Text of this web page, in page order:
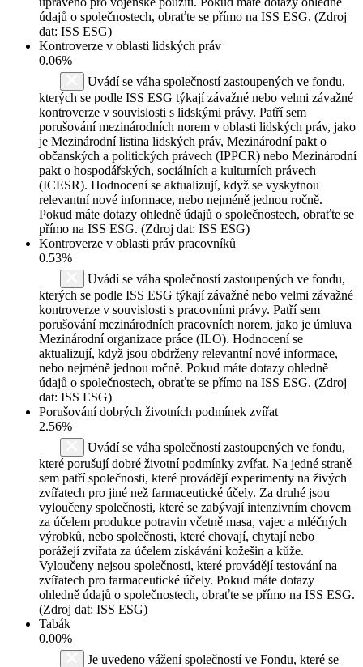
údajů o společnostech, obraťte se přímo na ISS ESG. (Zdroj
dat: ISS ESG)
Kontroverze v oblasti lidských práv
0.06%
Uvádí se váha společností zastoupených ve fondu,
kterých se podle ISS ESG týkají závažné nebo velmi závažné
kontroverze v souvislosti s lidskými právy. Patří sem
porušování mezinárodních norem v oblasti lidských práv, jako
je Mezinárodní listina lidských práv, Mezinárodní pakt o
občanských a politických právech (IPPCR) nebo Mezinárodní
pakt o hospodářských, sociálních a kulturních právech
(ICESR). Hodnocení se aktualizují, když se vyskytnou
relevantní nové informace, nebo nejméně jednou ročně.
Pokud máte dotazy ohledně údajů o společnostech, obraťte se
přímo na ISS ESG. (Zdroj dat: ISS ESG)
Kontroverze v oblasti práv pracovníků
0.53%
Uvádí se váha společností zastoupených ve fondu,
kterých se podle ISS ESG týkají závažné nebo velmi závažné
kontroverze v souvislosti s pracovními právy. Patří sem
porušování mezinárodních pracovních norem, jako je úmluva
Mezinárodní organizace práce (ILO). Hodnocení se
aktualizují, když jsou obdrženy relevantní nové informace,
nebo nejméně jednou ročně. Pokud máte dotazy ohledně
údajů o společnostech, obraťte se přímo na ISS ESG. (Zdroj
dat: ISS ESG)
Porušování dobrých životních podmínek zvířat
2.56%
Uvádí se váha společností zastoupených ve fondu,
které porušují dobré životní podmínky zvířat. Na jedné straně
sem patří společnosti, které provádějí experimenty na živých
zvířatech pro jiné než farmaceutické účely. Za druhé jsou
vyloučeny společnosti, které se zabývají intenzivním chovem
za účelem produkce potravin včetně masa, vajec a mléčných
výrobků, nebo společnosti, které chovají, chytají nebo
porážejí zvířata za účelem získávání kožešin a kůže.
Vyloučeny nejsou společnosti, které provádějí testování na
zvířatech pro farmaceutické účely. Pokud máte dotazy
ohledně údajů o společnostech, obraťte se přímo na ISS ESG.
(Zdroj dat: ISS ESG)
Tabák
0.00%
Je uvedeno vážení společností ve Fondu, které se